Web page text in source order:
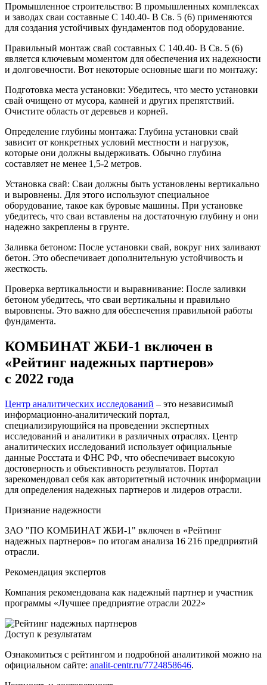
Промышленное строительство: В промышленных комплексах
и заводах сваи составные С 140.40- В Св. 5 (6) применяются
для создания устойчивых фундаментов под оборудование.
Правильный монтаж свай составных С 140.40- В Св. 5 (6)
является ключевым моментом для обеспечения их надежности
и долговечности. Вот некоторые основные шаги по монтажу:
Подготовка места установки: Убедитесь, что место установки
свай очищено от мусора, камней и других препятствий.
Очистите область от деревьев и корней.
Определение глубины монтажа: Глубина установки свай
зависит от конкретных условий местности и нагрузок,
которые они должны выдерживать. Обычно глубина
составляет не менее 1,5-2 метров.
Установка свай: Сваи должны быть установлены вертикально
и выровнены. Для этого используют специальное
оборудование, такое как буровые машины. При установке
убедитесь, что сваи вставлены на достаточную глубину и они
надежно закреплены в грунте.
Заливка бетоном: После установки свай, вокруг них заливают
бетон. Это обеспечивает дополнительную устойчивость и
жесткость.
Проверка вертикальности и выравнивание: После заливки
бетоном убедитесь, что сваи вертикальны и правильно
выровнены. Это важно для обеспечения правильной работы
фундамента.
КОМБИНАТ ЖБИ-1 включен в
«Рейтинг надежных партнеров»
с 2022 года
Центр аналитических исследований – это независимый
информационно-аналитический портал,
специализирующийся на проведении экспертных
исследований и аналитики в различных отраслях. Центр
аналитических исследований использует официальные
данные Росстата и ФНС РФ, что обеспечивает высокую
достоверность и объективность результатов. Портал
зарекомендовал себя как авторитетный источник информации
для определения надежных партнеров и лидеров отрасли.
Признание надежности
ЗАО "ПО КОМБИНАТ ЖБИ-1" включен в «Рейтинг
надежных партнеров» по итогам анализа 16 216 предприятий
отрасли.
Рекомендация экспертов
Компания рекомендована как надежный партнер и участник
программы «Лучшее предприятие отрасли 2022»
Доступ к результатам
Ознакомиться с рейтингом и подробной аналитикой можно на
официальном сайте: analit-centr.ru/7724858646.